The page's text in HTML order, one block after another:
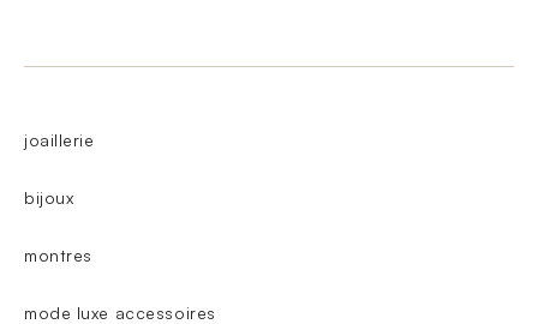
joaillerie
bijoux
montres
mode luxe accessoires